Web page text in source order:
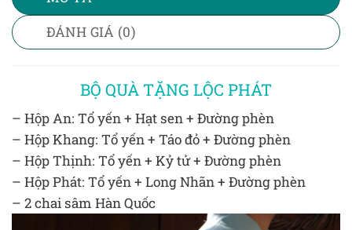
ĐÁNH GIÁ (0)
BỘ QUÀ TẶNG LỘC PHÁT
– Hộp An: Tổ yến + Hạt sen + Đường phèn
– Hộp Khang: Tổ yến + Táo đỏ + Đường phèn
– Hộp Thịnh: Tổ yến + Kỷ tử + Đường phèn
– Hộp Phát: Tổ yến + Long Nhãn + Đường phèn
– 2 chai sâm Hàn Quốc